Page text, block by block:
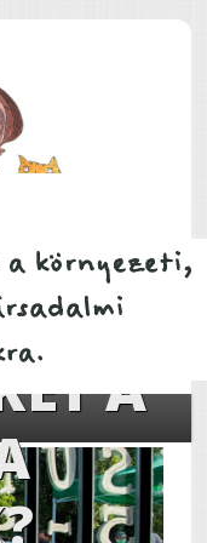
A
A